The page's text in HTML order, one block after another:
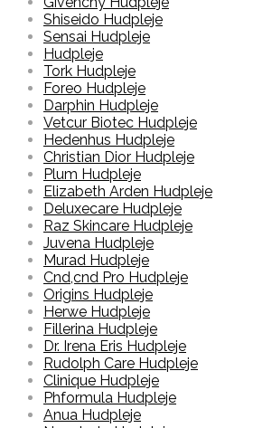
Shiseido Hudpleje
Sensai Hudpleje
Hudpleje
Tork Hudpleje
Foreo Hudpleje
Darphin Hudpleje
Vetcur Biotec Hudpleje
Hedenhus Hudpleje
Christian Dior Hudpleje
Plum Hudpleje
Elizabeth Arden Hudpleje
Deluxecare Hudpleje
Raz Skincare Hudpleje
Juvena Hudpleje
Murad Hudpleje
Cnd,cnd Pro Hudpleje
Origins Hudpleje
Herwe Hudpleje
Fillerina Hudpleje
Dr. Irena Eris Hudpleje
Rudolph Care Hudpleje
Clinique Hudpleje
Phformula Hudpleje
Anua Hudpleje